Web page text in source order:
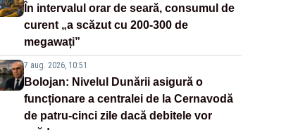
În intervalul orar de seară, consumul de
curent „a scăzut cu 200-300 de
megawați”
7 aug. 2026, 10:51
Bolojan: Nivelul Dunării asigură o
funcționare a centralei de la Cernavodă
de patru-cinci zile dacă debitele vor